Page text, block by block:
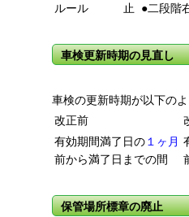
ルール
止 ●二段階
車検更新時期の見直し
車検の更新時期が以下の
改正前
有効期間満了日の１ヶ月
前から満了日までの間
保管場所標章の廃止